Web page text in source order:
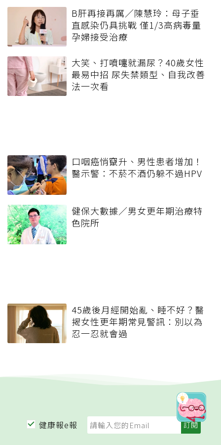
B肝再接再厲／陳慧玲：母子垂
直感染仍具挑戰 僅1/3高病毒量
孕婦接受治療
大笑、打噴嚏就漏尿？40歲女性
最易中招 尿失禁類型、自我改善
法一次看
口咽癌悄竄升、男性患者增加！
醫示警：不菸不酒仍躲不過HPV
健保大數據／男女更年期治療特
色院所
45歲後月經開始亂、睡不好？醫
揭女性更年期常見警訊：別以為
忍一忍就會過
健康報e報